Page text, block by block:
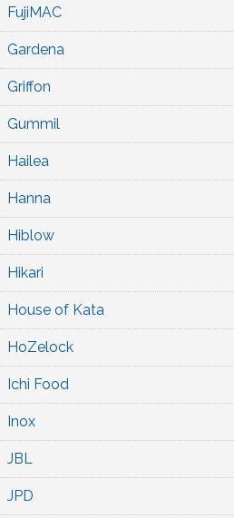
FujiMAC
Gardena
Griffon
Gummil
Hailea
Hanna
Hiblow
Hikari
House of Kata
HoZelock
Ichi Food
Inox
JBL
JPD